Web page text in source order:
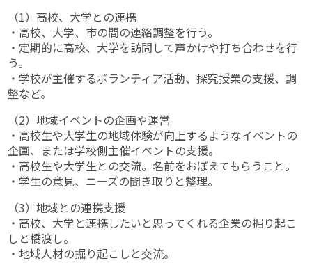
（1）高校、大学との連携
・高校、大学、市の間の連絡調整を行う。
・定期的に高校、大学を訪問して声かけや打ち合わせを行
う。
・学校が主催するボランティア活動、探究授業の支援、調
整など。
（2）地域イベントの企画や運営
・高校生や大学生の地域体験が向上するようなイベントの
企画、または学校側主催イベントの支援。
・高校生や大学生との交流。名前をおぼえてもらうこと。
・学生の意見、ニーズの聞き取りと整理。
（3）地域との連携支援
・高校、大学と連携したいと思ってくれる企業の掘り起こ
しと橋渡し。
・地域人材の掘り起こしと交流。